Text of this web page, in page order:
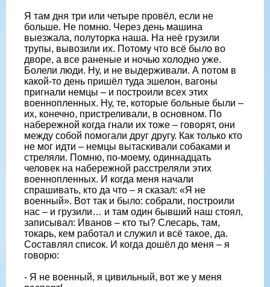
Я там дня три или четыре провёл, если не
больше. Не помню. Через день машина
выезжала, полуторка наша. На неё грузили
трупы, вывозили их. Потому что всё было во
дворе, а все раненые и ночью холодно уже.
Болели люди. Ну, и не выдерживали. А потом в
какой-то день пришёл туда эшелон, вагоны
пригнали немцы – и построили всех этих
военнопленных. Ну, те, которые больные были –
их, конечно, пристреливали, в основном. По
набережной когда гнали их тоже – говорят, они
между собой помогали друг другу. Как только кто
не мог идти – немцы вытаскивали собаками и
стреляли. Помню, по-моему, одиннадцать
человек на набережной расстреляли этих
военнопленных. И когда меня начали
спрашивать, кто да что – я сказал: «Я не
военный». Вот так и было: собрали, построили
нас – и грузили… и там один бывший наш стоял,
записывал: Иванов – кто ты? Слесарь, там,
токарь, кем работал и служил и всё такое, да.
Составлял список. И когда дошёл до меня – я
говорю:
- Я не военный, я цивильный, вот же у меня